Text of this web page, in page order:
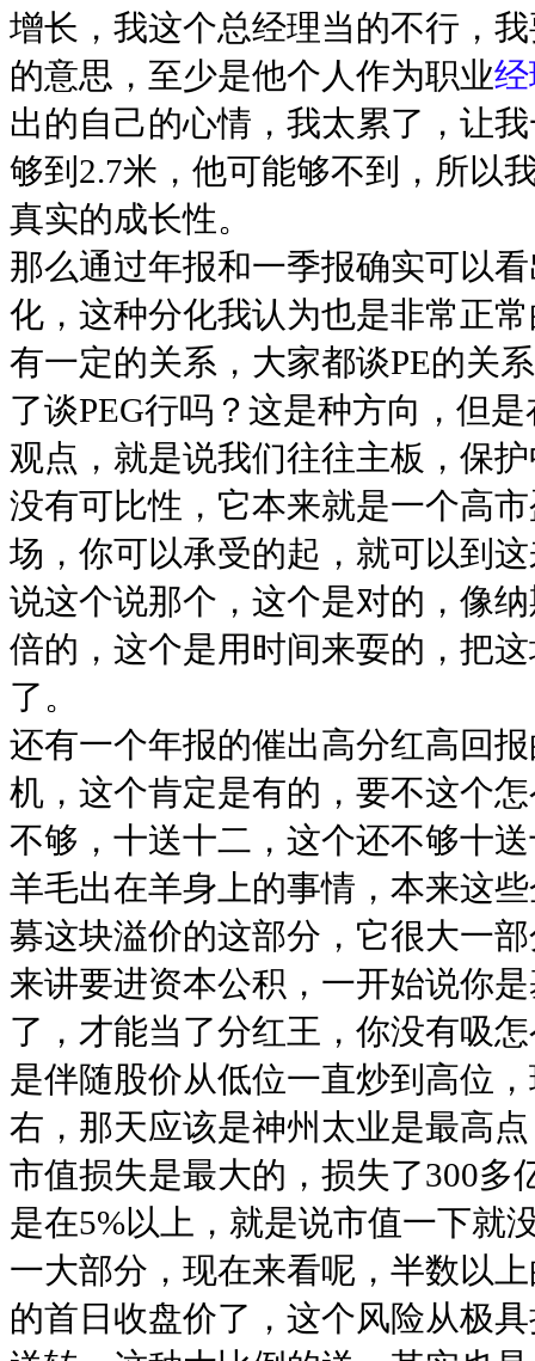
增长，我这个总经理当的不行，
的意思，至少是他个人作为职业
出的自己的心情，我太累了，让
够到2.7米，他可能够不到，所以
真实的成长性。
那么通过年报和一季报确实可以
化，这种分化我认为也是非常正
有一定的关系，大家都谈PE的关
了谈PEG行吗？这是种方向，但
观点，就是说我们往往主板，保
没有可比性，它本来就是一个高
场，你可以承受的起，就可以到
说这个说那个，这个是对的，像
倍的，这个是用时间来耍的，把
了。
还有一个年报的催出高分红高回
机，这个肯定是有的，要不这个
不够，十送十二，这个还不够十
羊毛出在羊身上的事情，本来这
募这块溢价的这部分，它很大一
来讲要进资本公积，一开始说你
了，才能当了分红王，你没有吸
是伴随股价从低位一直炒到高位
右，那天应该是神州太业是最高
市值损失是最大的，损失了300多
是在5%以上，就是说市值一下就
一大部分，现在来看呢，半数以
的首日收盘价了，这个风险从极